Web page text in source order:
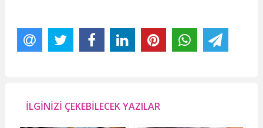
İLGİNİZİ ÇEKEBİLECEK YAZILAR